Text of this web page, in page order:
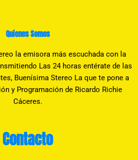
Quienes Somos
la emisora más escuchada con la
Las 24 horas entérate de las
Buenísima Stereo La que te pone a
y Programación de Ricardo Richie
Cáceres.
Contacto